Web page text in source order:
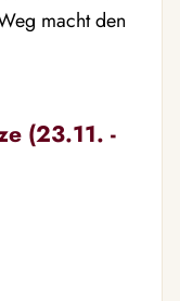
macht den
(23.11. -